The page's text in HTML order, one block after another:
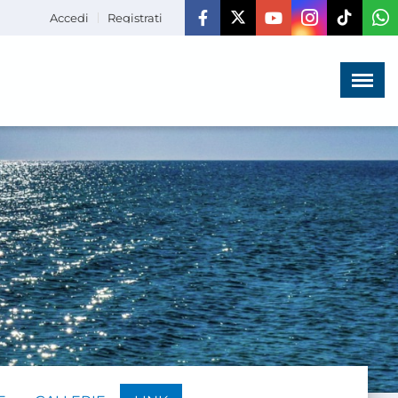
Accedi Registrati
Menù ×
LA VITA
DELL'ASSOCIAZIONE
COMUNICAZIONE,
PROGETTI ED EDITORIA
AMMINISTRAZIONE
TRASPARENTE